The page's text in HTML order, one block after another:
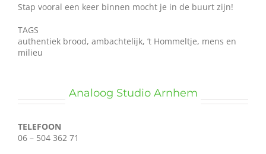
Stap vooral een keer binnen mocht je in de buurt zijn!
TAGS
authentiek brood, ambachtelijk, ’t Hommeltje, mens en
milieu
Analoog Studio Arnhem
TELEFOON
06 – 504 362 71